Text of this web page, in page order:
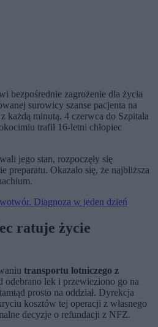
bezpośrednie zagrożenie dla życia
surowicy szanse pacjenta na
każdą minutą. 4 czerwca do Szpitala
trafił 16-letni chłopiec
jego stan, rozpoczęły się
preparatu. Okazało się, że najbliższa
Diagnoza w jeden dzień
ratuje życie
transportu lotniczego z
odebrano lek i przewieziono go na
prosto na oddział. Dyrekcja
kosztów tej operacji z własnego
decyzje o refundacji z NFZ.